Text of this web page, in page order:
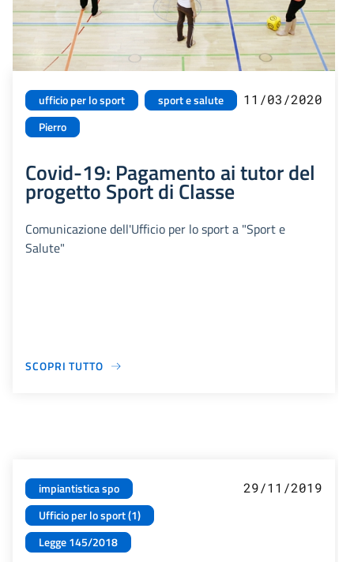
ufficio per lo sport
sport e salute
Pierro
11/03/2020
Covid-19: Pagamento ai tutor del
progetto Sport di Classe
Comunicazione dell'Ufficio per lo sport a "Sport e
Salute"
SCOPRI TUTTO
impiantistica spo
Ufficio per lo sport (1)
Legge 145/2018
29/11/2019